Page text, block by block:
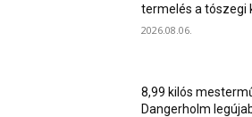
termelés a tószegi
2026.08.06.
8,99 kilós
Dangerholm